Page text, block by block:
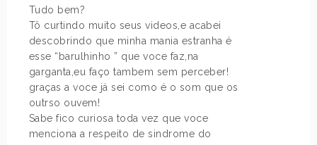
Tudo bem?
Tô curtindo muito seus videos,e acabei
descobrindo que minha mania estranha é
esse “barulhinho ” que voce faz,na
garganta,eu faço tambem sem perceber!
graças a voce já sei como é o som que os
outrso ouvem!
Sabe fico curiosa toda vez que voce
menciona a respeito de sindrome do